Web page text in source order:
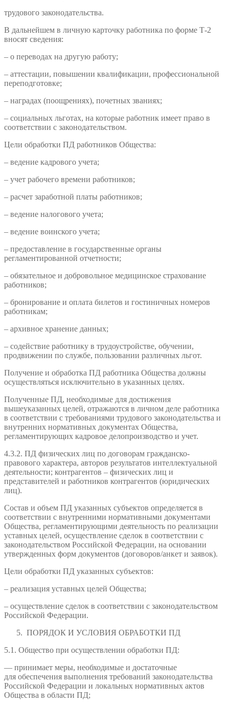
трудового законодательства.
В дальнейшем в личную карточку работника по форме Т-2
вносят сведения:
– о переводах на другую работу;
– аттестации, повышении квалификации, профессиональной
переподготовке;
– наградах (поощрениях), почетных званиях;
– социальных льготах, на которые работник имеет право в
соответствии с законодательством.
Цели обработки ПД работников Общества:
– ведение кадрового учета;
– учет рабочего времени работников;
– расчет заработной платы работников;
– ведение налогового учета;
– ведение воинского учета;
– предоставление в государственные органы
регламентированной отчетности;
– обязательное и добровольное медицинское страхование
работников;
– бронирование и оплата билетов и гостиничных номеров
работникам;
– архивное хранение данных;
– содействие работнику в трудоустройстве, обучении,
продвижении по службе, пользовании различных льгот.
Получение и обработка ПД работника Общества должны
осуществляться исключительно в указанных целях.
Полученные ПД, необходимые для достижения
вышеуказанных целей, отражаются в личном деле работника
в соответствии с требованиями трудового законодательства и
внутренних нормативных документах Общества,
регламентирующих кадровое делопроизводство и учет.
4.3.2. ПД физических лиц по договорам гражданско-
правового характера, авторов результатов интеллектуальной
деятельности; контрагентов – физических лиц и
представителей и работников контрагентов (юридических
лиц).
Состав и объем ПД указанных субъектов определяется в
соответствии с внутренними нормативными документами
Общества, регламентирующими деятельность по реализации
уставных целей, осуществление сделок в соответствии с
законодательством Российской Федерации, на основании
утвержденных форм документов (договоров/анкет и заявок).
Цели обработки ПД указанных субъектов:
– реализация уставных целей Общества;
– осуществление сделок в соответствии с законодательством
Российской Федерации.
ПОРЯДОК И УСЛОВИЯ ОБРАБОТКИ ПД
5.1. Общество при осуществлении обработки ПД:
— принимает меры, необходимые и достаточные
для обеспечения выполнения требований законодательства
Российской Федерации и локальных нормативных актов
Общества в области ПД;